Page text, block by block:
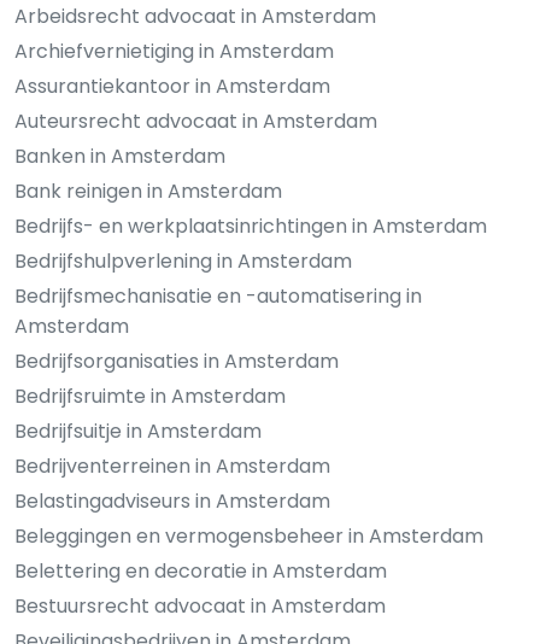
Arbeidsrecht advocaat in Amsterdam
Archiefvernietiging in Amsterdam
Assurantiekantoor in Amsterdam
Auteursrecht advocaat in Amsterdam
Banken in Amsterdam
Bank reinigen in Amsterdam
Bedrijfs- en werkplaatsinrichtingen in Amsterdam
Bedrijfshulpverlening in Amsterdam
Bedrijfsmechanisatie en -automatisering in
Amsterdam
Bedrijfsorganisaties in Amsterdam
Bedrijfsruimte in Amsterdam
Bedrijfsuitje in Amsterdam
Bedrijventerreinen in Amsterdam
Belastingadviseurs in Amsterdam
Beleggingen en vermogensbeheer in Amsterdam
Belettering en decoratie in Amsterdam
Bestuursrecht advocaat in Amsterdam